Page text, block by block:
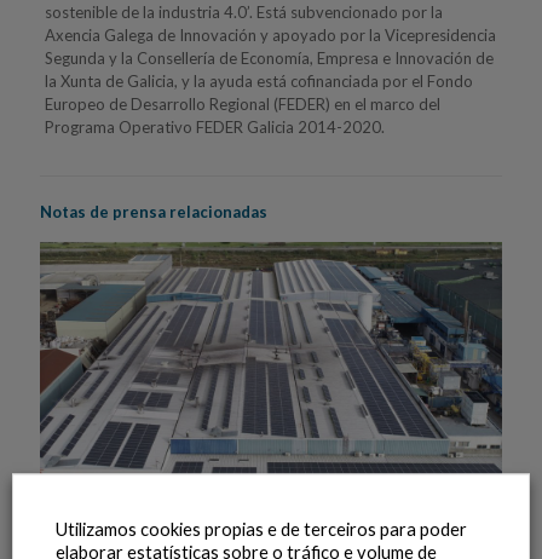
sostenible de la industria 4.0’. Está subvencionado por la
Axencia Galega de Innovación y apoyado por la Vicepresidencia
Segunda y la Consellería de Economía, Empresa e Innovación de
la Xunta de Galicia, y la ayuda está cofinanciada por el Fondo
Europeo de Desarrollo Regional (FEDER) en el marco del
Programa Operativo FEDER Galicia 2014-2020.
Notas de prensa relacionadas
Utilizamos cookies propias e de terceiros para poder
elaborar estatísticas sobre o tráfico e volume de